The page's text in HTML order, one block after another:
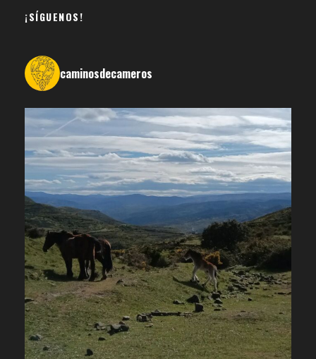
¡SÍGUENOS!
caminosdecameros